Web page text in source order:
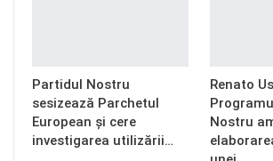
Partidul Nostru
sesizează Parchetul
European și cere
investigarea utilizării…
Renato
Nostru